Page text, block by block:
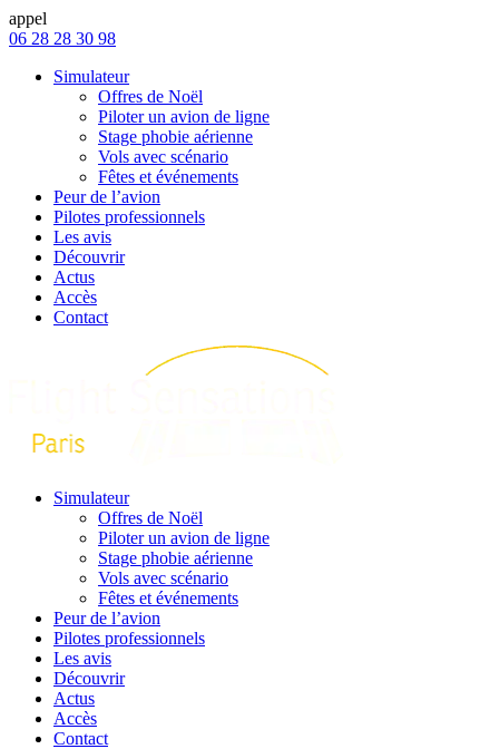
appel
06 28 28 30 98
Simulateur
Offres de Noël
Piloter un avion de ligne
Stage phobie aérienne
Vols avec scénario
Fêtes et événements
Peur de l’avion
Pilotes professionnels
Les avis
Découvrir
Actus
Accès
Contact
Simulateur
Offres de Noël
Piloter un avion de ligne
Stage phobie aérienne
Vols avec scénario
Fêtes et événements
Peur de l’avion
Pilotes professionnels
Les avis
Découvrir
Actus
Accès
Contact